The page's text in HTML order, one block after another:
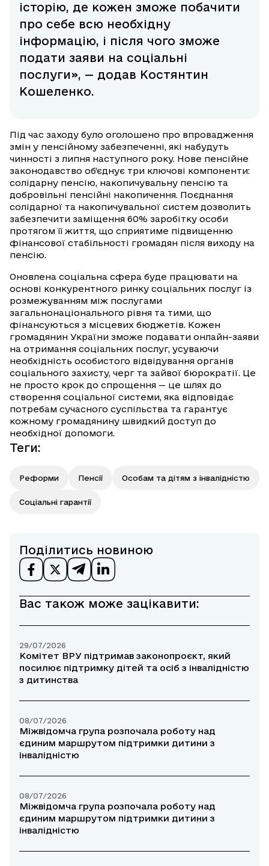
історію, де кожен зможе побачити
про себе всю необхідну
інформацію, і після чого зможе
подати заяви на соціальні
послуги», — додав Костянтин
Кошеленко.
Під час заходу було оголошено про впровадження
змін у пенсійному забезпеченні, які набудуть
чинності з липня наступного року. Нове пенсійне
законодавство об’єднує три ключові компоненти:
солідарну пенсію, накопичувальну пенсію та
добровільні пенсійні накопичення. Поєднання
солідарної та накопичувальної систем дозволить
забезпечити заміщення 60% заробітку особи
протягом її життя, що сприятиме підвищенню
фінансової стабільності громадян після виходу на
пенсію.
Оновлена соціальна сфера буде працювати на
основі конкурентного ринку соціальних послуг із
розмежуванням між послугами
загальнонаціонального рівня та тими, що
фінансуються з місцевих бюджетів. Кожен
громадянин України зможе подавати онлайн-заяви
на отримання соціальних послуг, усуваючи
необхідність особистого відвідування органів
соціального захисту, черг та зайвої бюрократії. Це
не просто крок до спрощення — це шлях до
створення соціальної системи, яка відповідає
потребам сучасного суспільства та гарантує
кожному громадянину швидкий доступ до
необхідної допомоги.
Теги:
Реформи Пенсії Особам та дітям з інвалідністю
Соціальні гарантії
Поділитись новиною
Вас також може зацікавити:
29/07/2026
Комітет ВРУ підтримав законопроєкт, який
посилює підтримку дітей та осіб з інвалідністю
з дитинства
08/07/2026
Міжвідомча група розпочала роботу над
єдиним маршрутом підтримки дитини з
інвалідністю
08/07/2026
Міжвідомча група розпочала роботу над
єдиним маршрутом підтримки дитини з
інвалідністю